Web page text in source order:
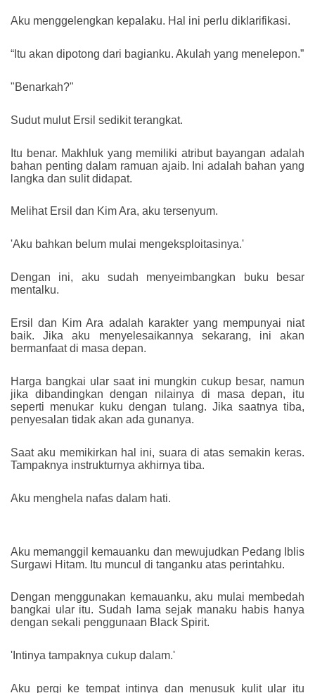
Aku menggelengkan kepalaku. Hal ini perlu diklarifikasi.
“Itu akan dipotong dari bagianku. Akulah yang menelepon.”
"Benarkah?"
Sudut mulut Ersil sedikit terangkat.
Itu benar. Makhluk yang memiliki atribut bayangan adalah
bahan penting dalam ramuan ajaib. Ini adalah bahan yang
langka dan sulit didapat.
Melihat Ersil dan Kim Ara, aku tersenyum.
'Aku bahkan belum mulai mengeksploitasinya.'
Dengan ini, aku sudah menyeimbangkan buku besar
mentalku.
Ersil dan Kim Ara adalah karakter yang mempunyai niat
baik. Jika aku menyelesaikannya sekarang, ini akan
bermanfaat di masa depan.
Harga bangkai ular saat ini mungkin cukup besar, namun
jika dibandingkan dengan nilainya di masa depan, itu
seperti menukar kuku dengan tulang. Jika saatnya tiba,
penyesalan tidak akan ada gunanya.
Saat aku memikirkan hal ini, suara di atas semakin keras.
Tampaknya instrukturnya akhirnya tiba.
Aku menghela nafas dalam hati.
Aku memanggil kemauanku dan mewujudkan Pedang Iblis
Surgawi Hitam. Itu muncul di tanganku atas perintahku.
Dengan menggunakan kemauanku, aku mulai membedah
bangkai ular itu. Sudah lama sejak manaku habis hanya
dengan sekali penggunaan Black Spirit.
'Intinya tampaknya cukup dalam.'
Aku pergi ke tempat intinya dan menusuk kulit ular itu